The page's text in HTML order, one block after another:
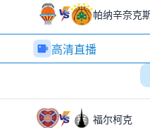
帕纳辛奈克
高清直播
福尔柯克